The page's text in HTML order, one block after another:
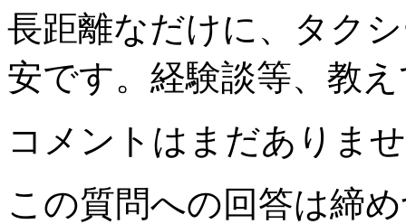
長距離なだけに、タク
安です。経験談等、教
コメントはまだありま
この質問への回答は締